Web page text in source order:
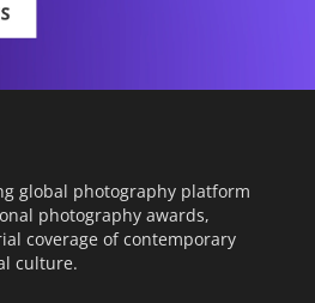
global photography platform
photography awards,
coverage of contemporary
culture.